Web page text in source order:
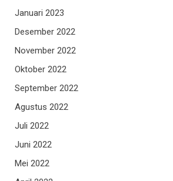
Januari 2023
Desember 2022
November 2022
Oktober 2022
September 2022
Agustus 2022
Juli 2022
Juni 2022
Mei 2022